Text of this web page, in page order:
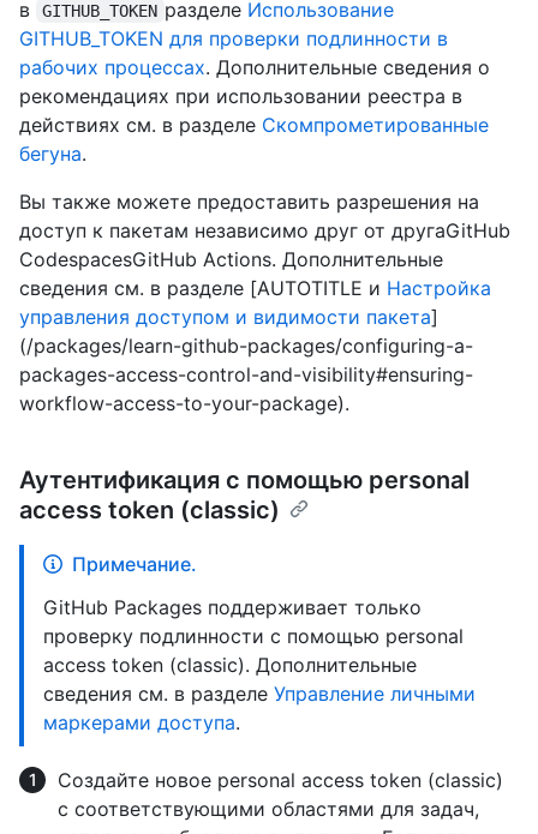
в GITHUB_TOKEN разделе Использование
GITHUB_TOKEN для проверки подлинности в
рабочих процессах. Дополнительные сведения о
рекомендациях при использовании реестра в
действиях см. в разделе Скомпрометированные
бегуна.
Вы также можете предоставить разрешения на
доступ к пакетам независимо друг от другаGitHub
CodespacesGitHub Actions. Дополнительные
сведения см. в разделе [AUTOTITLE и Настройка
управления доступом и видимости пакета]
(/packages/learn-github-packages/configuring-a-
packages-access-control-and-visibility#ensuring-
workflow-access-to-your-package).
Аутентификация с помощью personal
access token (classic)
Примечание.
GitHub Packages поддерживает только
проверку подлинности с помощью personal
access token (classic). Дополнительные
сведения см. в разделе Управление личными
маркерами доступа.
Создайте новое personal access token (classic)
с соответствующими областями для задач,